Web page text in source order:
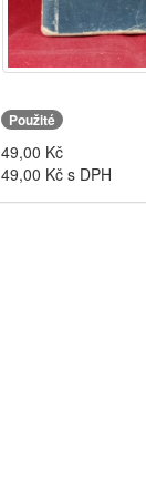
Použité
49,00 Kč
49,00 Kč s DPH